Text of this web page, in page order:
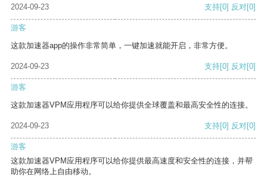
2024-09-23 支持[0] 反对[0]
游客
这款加速器app的操作非常简单，一键加速就能开启，非常方便。
2024-09-23 支持[0] 反对[0]
游客
这款加速器VPM应用程序可以给你提供全球覆盖和最高安全性的连接。
2024-09-23 支持[0] 反对[0]
游客
这款加速器VPM应用程序可以给你提供最高速度和安全性的连接，并帮
助你在网络上自由移动。